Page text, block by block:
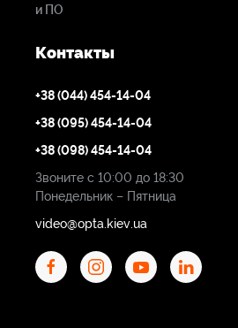
и ПО
Контакты
+38 (044) 454-14-04
+38 (095) 454-14-04
+38 (098) 454-14-04
Звоните с 10:00 до 18:30
Понедельник – Пятница
video@opta.kiev.ua